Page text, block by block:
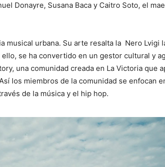
Donayre, Susana Baca y Caitro Soto, el
musical urbana. Su arte resalta la Nero Lvigi
se ha convertido en un gestor cultural y
una comunidad creada en La Victoria que
los miembros de la comunidad se enfocan
de la música y el hip hop.